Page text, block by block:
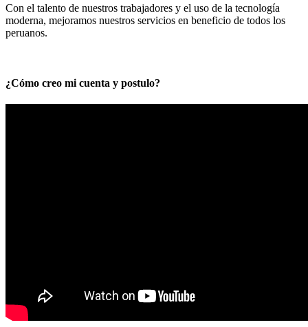
Con el talento de nuestros trabajadores y el uso de la tecnología
moderna, mejoramos nuestros servicios en beneficio de todos los
peruanos.
¿Cómo creo mi cuenta y postulo?